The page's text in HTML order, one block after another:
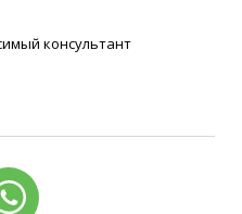
консультант